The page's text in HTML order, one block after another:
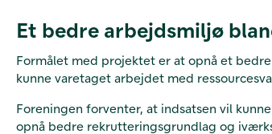
Et bedre arbejdsmiljø
Formålet med projektet er at opnå et
kunne varetaget arbejdet med
Foreningen forventer, at indsatsen vil
opnå bedre rekrutteringsgrundlag og